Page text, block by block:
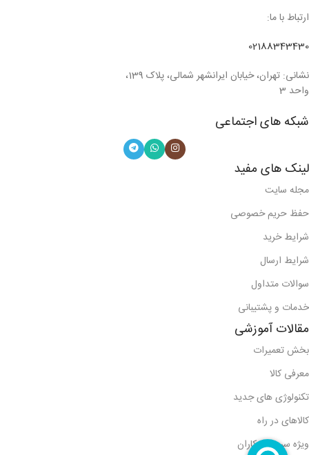
ارتباط با ما:
02188343430
نشانی: تهران، خیابان ایرانشهر شمالی، پلاک 139،
واحد 3
شبکه های اجتماعی
لینک های مفید
مجله سایت
حفظ حریم خصوصی
شرایط خرید
شرایط ارسال
سوالات متداول
خدمات و پشتیبانی
مقالات آموزشی
بخش تعمیرات
معرفی کالا
تکنولوژی های جدید
کالاهای در راه
ویژه سرویس کاران